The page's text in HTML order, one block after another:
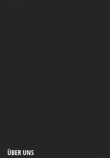
ÜBER UNS